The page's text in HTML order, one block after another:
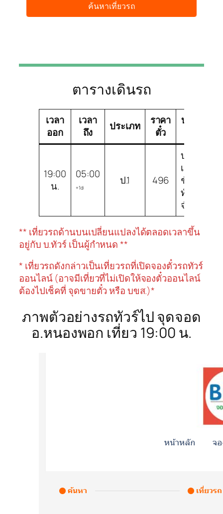
ตารางเดินรถ
เวลา
ออก
เวลา
ถึง
ประเภท
ราคา
ตั๋ว
บริษัท
19:00
น.
05:00
+1d
ป.1 496
บริษัท
เชิด
ชัย
ทัวร์
จำกัด
** เที่ยวรถด้านบนเปลี่ยนแปลงได้ตลอดเวลาขึ้น
อยู่กับ บ.ทัวร์ เป็นผู้กำหนด **
* เที่ยวรถดังกล่าวเป็นเที่ยวรถที่เปิดจองตั๋วรถทัวร์
ออนไลน์ (อาจมีเที่ยวที่ไม่เปิดให้จองตั๋วออนไลน์
ต้องไปเช็คที่ จุดขายตั๋ว หรือ บขส.)*
ภาพตัวอย่างรถทัวร์ไป จุดจอด
อ.หนองพอก เที่ยว 19:00 น.